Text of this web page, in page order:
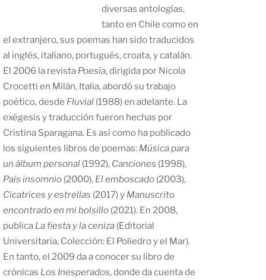
diversas antologías,
tanto en Chile como en
el extranjero, sus poemas han sido traducidos
al inglés, italiano, portugués, croata, y catalán.
El 2006 la revista Poesía, dirigida por Nicola
Crocetti en Milán, Italia, abordó su trabajo
poético, desde Fluvial (1988) en adelante. La
exégesis y traducción fueron hechas por
Cristina Sparagana. Es así como ha publicado
los siguientes libros de poemas: Música para
un álbum personal (1992), Canciones (1998),
País insomnio (2000), El emboscado (2003),
Cicatrices y estrellas (2017) y Manuscrito
encontrado en mi bolsillo (2021). En 2008,
publica La fiesta y la ceniza (Editorial
Universitaria, Colección: El Poliedro y el Mar).
En tanto, el 2009 da a conocer su libro de
crónicas Los Inesperados, donde da cuenta de